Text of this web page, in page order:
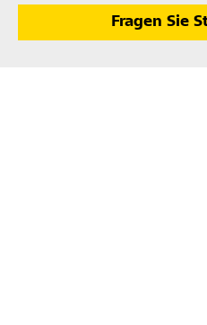
Fragen Sie